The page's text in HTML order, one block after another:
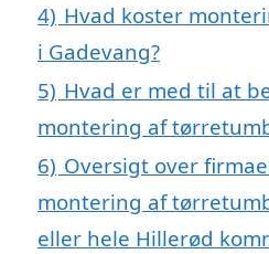
4) Hvad koster
i Gadevang?
5) Hvad er med til at
montering af
6) Oversigt over
montering af
eller hele Hillerød